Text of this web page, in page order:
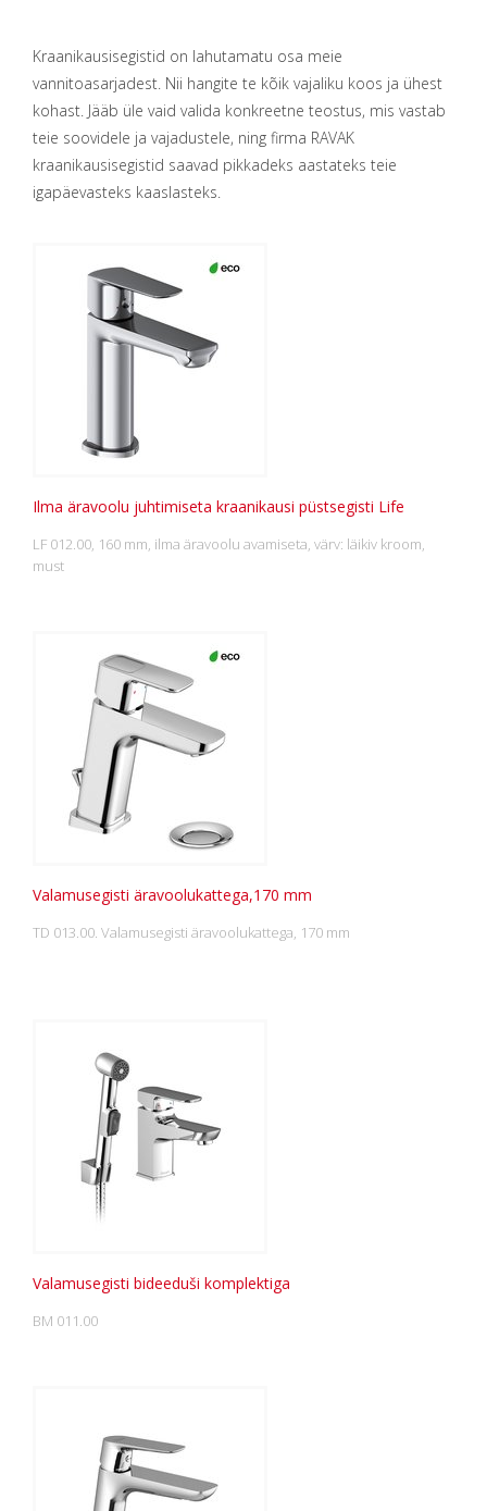
Kraanikausisegistid on lahutamatu osa meie
vannitoasarjadest. Nii hangite te kõik vajaliku koos ja ühest
kohast. Jääb üle vaid valida konkreetne teostus, mis vastab
teie soovidele ja vajadustele, ning firma RAVAK
kraanikausisegistid saavad pikkadeks aastateks teie
igapäevasteks kaaslasteks.
Ilma äravoolu juhtimiseta kraanikausi püstsegisti Life
LF 012.00, 160 mm, ilma äravoolu avamiseta, värv: läikiv kroom,
must
Valamusegisti äravoolukattega,170 mm
TD 013.00. Valamusegisti äravoolukattega, 170 mm
Valamusegisti bideeduši komplektiga
BM 011.00